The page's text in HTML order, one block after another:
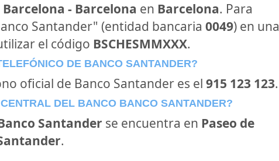
Barcelona - Barcelona en Barcelona. Para
Santander" (entidad bancaria 0049) en una
el código BSCHESMMXXX.
DE BANCO SANTANDER?
oficial de Banco Santander es el 915 123 123.
DEL BANCO BANCO SANTANDER?
Santander se encuentra en Paseo de
.